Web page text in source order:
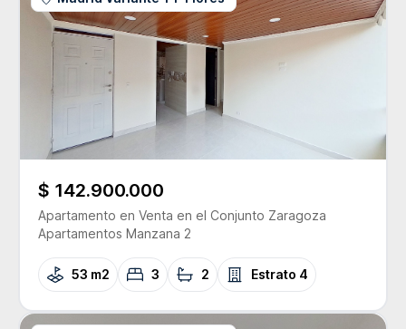
$ 142.900.000
Apartamento en Venta en el Conjunto Zaragoza
Apartamentos Manzana 2
53 m2 3 2 Estrato 4